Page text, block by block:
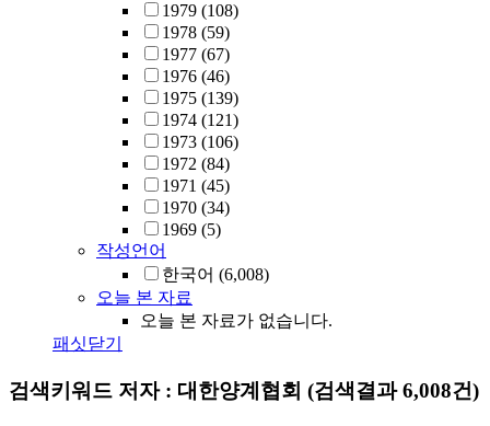
1979 (108)
1978 (59)
1977 (67)
1976 (46)
1975 (139)
1974 (121)
1973 (106)
1972 (84)
1971 (45)
1970 (34)
1969 (5)
작성언어
한국어 (6,008)
오늘 본 자료
오늘 본 자료가 없습니다.
패싯닫기
검색키워드 저자 : 대한양계협회 (검색결과 6,008건)